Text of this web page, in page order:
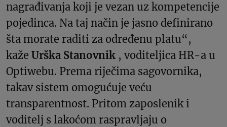
nagrađivanja koji je vezan uz kompetencije
pojedinca. Na taj način je jasno definirano
šta morate raditi za određenu platu“,
kaže Urška Stanovnik , voditeljica HR-a u
Optiwebu. Prema riječima sagovornika,
takav sistem omogućuje veću
transparentnost. Pritom zaposlenik i
voditelj s lakoćom raspravljaju o